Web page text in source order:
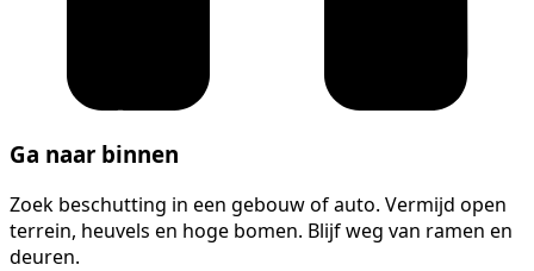
Ga naar binnen
Zoek beschutting in een gebouw of auto. Vermijd open
terrein, heuvels en hoge bomen. Blijf weg van ramen en
deuren.